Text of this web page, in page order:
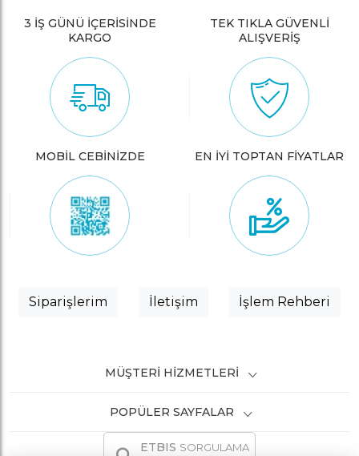
3 İŞ GÜNÜ İÇERİSİNDE
KARGO
TEK TIKLA GÜVENLİ
ALIŞVERİŞ
MOBİL CEBİNİZDE EN İYİ TOPTAN FİYATLAR
Siparişlerim İletişim İşlem Rehberi
MÜŞTERI HIZMETLERI
POPÜLER SAYFALAR
ETBIS SORGULAMA